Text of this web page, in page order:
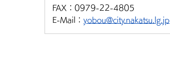
FAX： 0979-22-4805
E-Mail： yobou@city.nakatsu.lg.jp